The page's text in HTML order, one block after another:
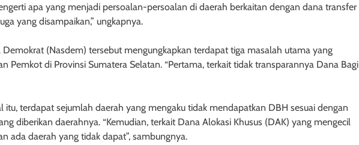
apa yang menjadi persoalan-persoalan di daerah berkaitan dengan dana transfer
yang disampaikan,” ungkapnya.
Demokrat (Nasdem) tersebut mengungkapkan terdapat tiga masalah utama yang
Pemkot di Provinsi Sumatera Selatan. “Pertama, terkait tidak transparannya Dana Bagi
itu, terdapat sejumlah daerah yang mengaku tidak mendapatkan DBH sesuai dengan
diberikan daerahnya. “Kemudian, terkait Dana Alokasi Khusus (DAK) yang mengecil
ada daerah yang tidak dapat”, sambungnya.